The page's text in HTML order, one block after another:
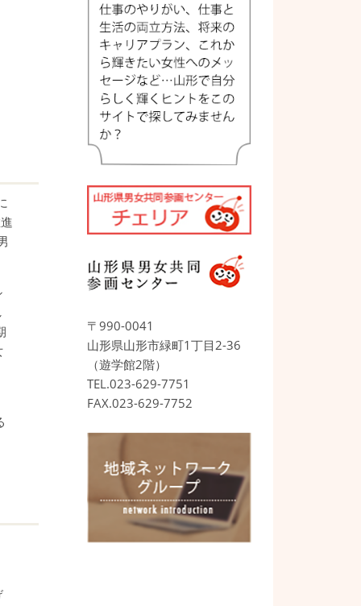
〒990-0041
山形県山形市緑町1丁目2-36
（遊学館2階）
TEL.023-629-7751
FAX.023-629-7752